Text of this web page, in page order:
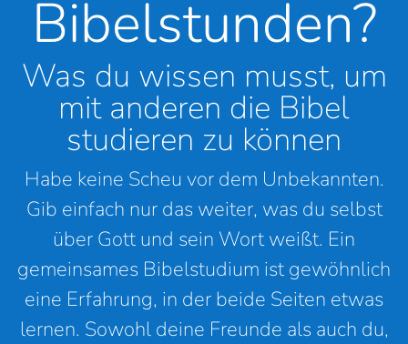
Bibelstunden?
Was du wissen musst, um
mit anderen die Bibel
studieren zu können
Habe keine Scheu vor dem Unbekannten.
Gib einfach nur das weiter, was du selbst
über Gott und sein Wort weißt. Ein
gemeinsames Bibelstudium ist gewöhnlich
eine Erfahrung, in der beide Seiten etwas
lernen. Sowohl deine Freunde als auch du,